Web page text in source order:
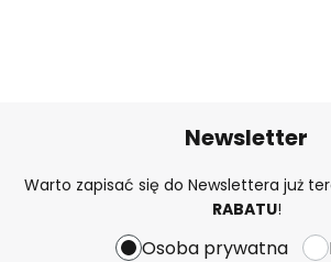
Newsletter
Warto zapisać się do Newslettera już
RABATU!
Osoba prywatna